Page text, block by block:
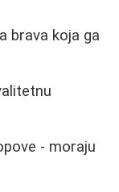
brava koja ga
- moraju